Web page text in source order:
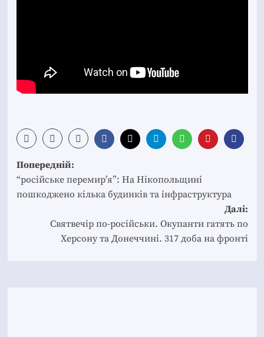
Post
navigation
Попередній:
“російське перемир’я”: На Нікопольщині
пошкоджено кілька будинків та інфраструктура
Далі:
Святвечір по-російськи. Окупанти гатять по
Херсону та Донеччині. 317 доба на фронті